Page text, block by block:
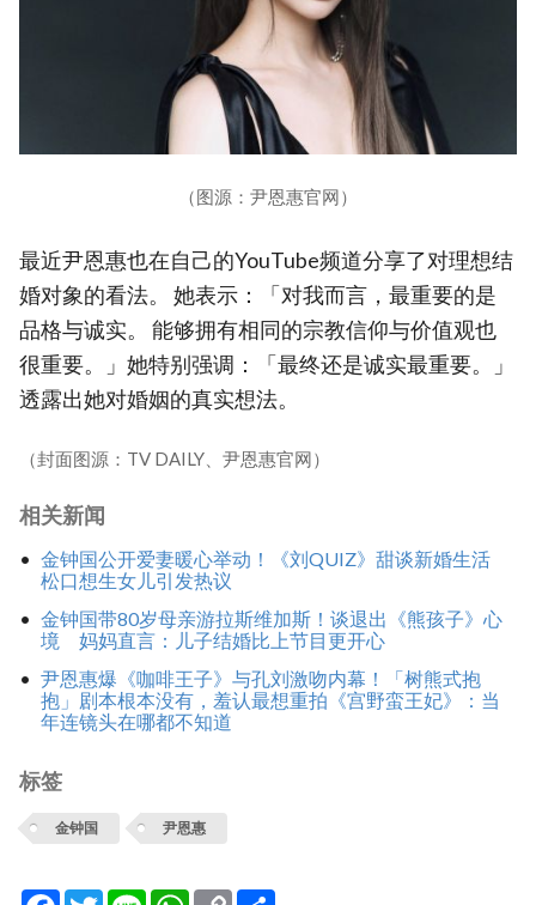
（图源：尹恩惠官网）
最近尹恩惠也在自己的YouTube频道分享了对理想结
婚对象的看法。 她表示：「对我而言，最重要的是
品格与诚实。 能够拥有相同的宗教信仰与价值观也
很重要。」她特别强调：「最终还是诚实最重要。」
透露出她对婚姻的真实想法。
（封面图源：TV DAILY、尹恩惠官网）
相关新闻
金钟国公开爱妻暖心举动！《刘QUIZ》甜谈新婚生活
松口想生女儿引发热议
金钟国带80岁母亲游拉斯维加斯！谈退出《熊孩子》心
境 妈妈直言：儿子结婚比上节目更开心
尹恩惠爆《咖啡王子》与孔刘激吻内幕！「树熊式抱
抱」剧本根本没有，羞认最想重拍《宫野蛮王妃》：当
年连镜头在哪都不知道
标签
金钟国 尹恩惠
Facebook
TwitterLine WhatsApp
Copy